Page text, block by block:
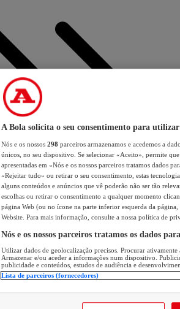
A Bola solicita o seu consentimento para utilizar
Nós e os nossos 298 parceiros armazenamos e acedemos a
únicos, no seu dispositivo. Se selecionar «Aceito», permite
apresentadas em «Nós e os nossos parceiros tratamos dados
«Rejeitar tudo» ou retirar o seu consentimento, estas
alguns conteúdos e anúncios que vê poderão não ser tão
escolhas ou retirar o consentimento a qualquer momento
página Web (ou no ícone na parte inferior esquerda da página,
Website. Para mais informação, consulte a nossa política de
Nós e os nossos parceiros tratamos os dados
Utilizar dados de geolocalização precisos. Procurar
Armazenar e/ou aceder a informações num dispositivo.
publicidade e conteúdos, estudos de audiência e
Lista de parceiros (fornecedores)